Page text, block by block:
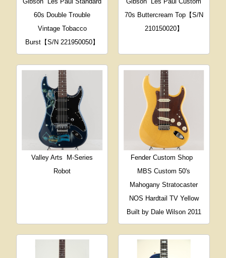
60s Double Trouble
Vintage Tobacco
Burst【S/N 221950050】
70s Buttercream Top【S/N
210150020】
Valley Arts
M-Series
Robot
Fender Custom Shop
MBS Custom 50's
Mahogany Stratocaster
NOS Hardtail TV Yellow
Built by Dale Wilson 2011